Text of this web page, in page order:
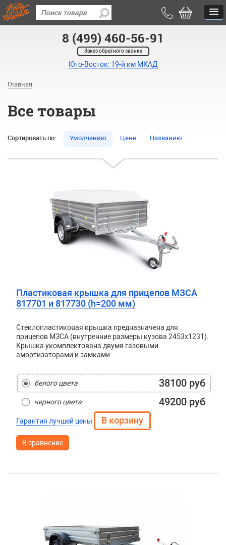
8 (499) 460-56-91
Заказ обратного звонка
Юго-Восток: 19-й км МКАД
Главная
Все товары
Сортировать по: Умолчанию Цене Названию
Пластиковая крышка для прицепов МЗСА
817701 и 817730 (h=200 мм)
Стеклопластиковая крышка предназначена для
прицепов МЗСА (внутренние размеры кузова 2453x1231).
Крышка укомплектована двумя газовыми
амортизаторами и замками.
белого цвета 38100 руб
черного цвета 49200 руб
Гарантия лучшей цены
В сравнение